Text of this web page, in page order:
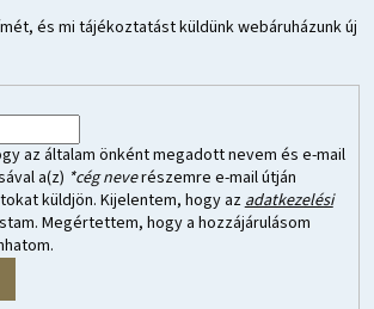
és mi tájékoztatást küldünk webáruházunk új
az általam önként megadott nevem és e-mail
a(z) *cég neverészemre e-mail útján
küldjön. Kijelentem, hogy az adatkezelési
Megértettem, hogy a hozzájárulásom